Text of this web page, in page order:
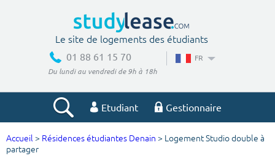
Le site de logements des étudiants
01 88 61 15 70
Du lundi au vendredi de 9h à 18h
FR
Etudiant Gestionnaire
Votre recherche
Accueil > Résidences étudiantes Denain > Logement Studio double à
partager